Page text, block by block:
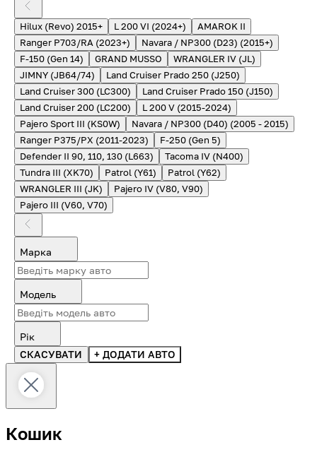
Hilux (Revo) 2015+ L 200 VI (2024+)
AMAROK II
Ranger P703/RA (2023+)
Navara / NP300 (D23) (2015+)
F-150 (Gen 14)
GRAND MUSSO
WRANGLER IV (JL)
JIMNY (JB64/74)
Land Cruiser Prado 250 (J250)
Land Cruiser 300 (LC300)
Land Cruiser Prado 150 (J150)
Land Cruiser 200 (LC200)
L 200 V (2015-2024)
Pajero Sport III (KS0W)
Navara / NP300 (D40) (2005 - 2015)
Ranger P375/PX (2011-2023)
F-250 (Gen 5)
Defender II 90, 110, 130 (L663)
Tacoma IV (N400)
Tundra III (XK70)
Patrol (Y61)
Patrol (Y62)
WRANGLER III (JK)
Pajero IV (V80, V90)
Pajero III (V60, V70)
Марка
Модель
Рік
СКАСУВАТИ
+ ДОДАТИ АВТО
Кошик